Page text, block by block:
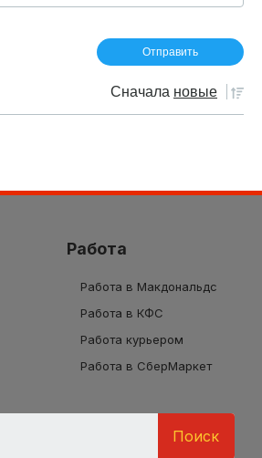
Сначала новые
Работа
Работа в Макдональдс
Работа в КФС
Работа курьером
Работа в СберМаркет
Поиск